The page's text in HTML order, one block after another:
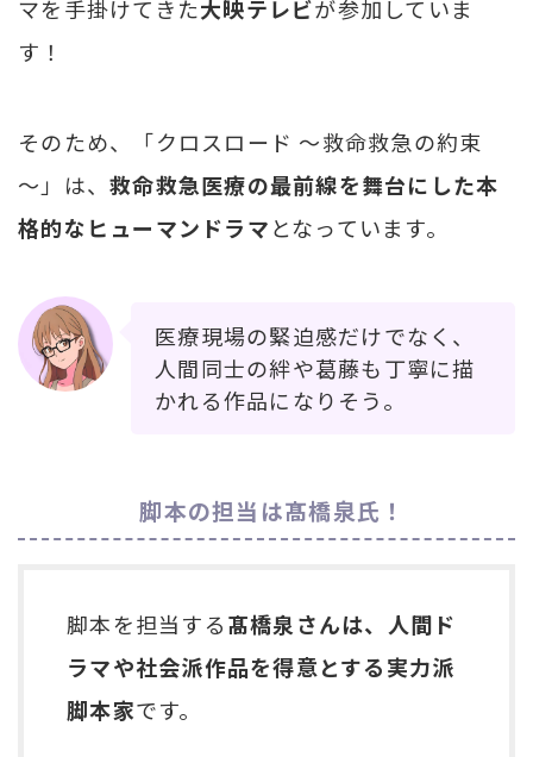
マを手掛けてきた大映テレビが参加していま
す！
そのため、「クロスロード ～救命救急の約束
～」は、救命救急医療の最前線を舞台にした本
格的なヒューマンドラマとなっています。
医療現場の緊迫感だけでなく、
人間同士の絆や葛藤も丁寧に描
かれる作品になりそう。
脚本の担当は髙橋泉氏！
脚本を担当する髙橋泉さんは、人間ド
ラマや社会派作品を得意とする実力派
脚本家です。